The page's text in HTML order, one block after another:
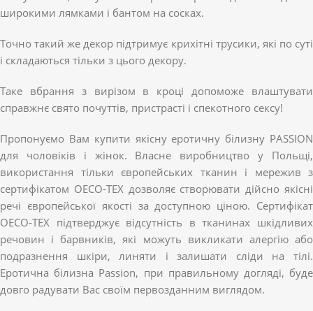
широкими лямками і бантом на сосках.
Точно такий же декор підтримує крихітні трусики, які по суті
і складаються тільки з цього декору.
Таке вбрання з вирізом в кроці допоможе влаштувати
справжнє свято почуттів, пристрасті і спекотного сексу!
Пропонуємо Вам купити якісну еротичну білизну PASSION
для чоловіків і жінок. Власне виробництво у Польщі,
використання тільки європейських тканин і мережив з
сертифікатом OECO-TEX дозволяє створювати дійсно якісні
речі європейської якості за доступною ціною. Сертифікат
OECO-TEX підтверджує відсутність в тканинах шкідливих
речовин і барвників, які можуть викликати алергію або
подразнення шкіри, линяти і залишати сліди на тілі.
Еротична білизна Passion, при правильному догляді, буде
довго радувати Вас своїм первозданним виглядом.